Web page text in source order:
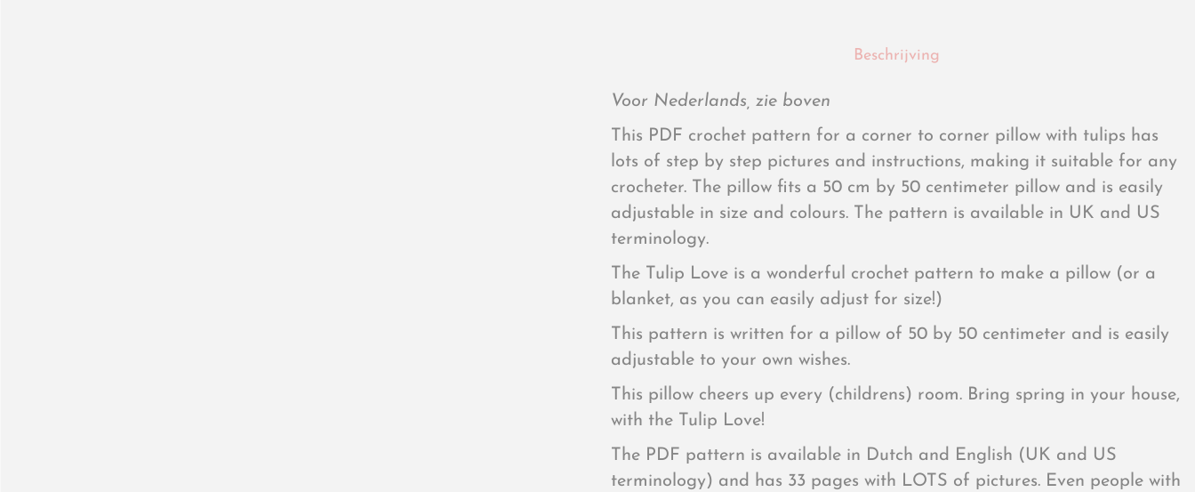
Beschrijving
Voor Nederlands, zie boven
This PDF crochet pattern for a corner to corner pillow with tulips has
lots of step by step pictures and instructions, making it suitable for any
crocheter. The pillow fits a 50 cm by 50 centimeter pillow and is easily
adjustable in size and colours. The pattern is available in UK and US
terminology.
The Tulip Love is a wonderful crochet pattern to make a pillow (or a
blanket, as you can easily adjust for size!)
This pattern is written for a pillow of 50 by 50 centimeter and is easily
adjustable to your own wishes.
This pillow cheers up every (childrens) room. Bring spring in your house,
with the Tulip Love!
The PDF pattern is available in Dutch and English (UK and US
terminology) and has 33 pages with LOTS of pictures. Even people with